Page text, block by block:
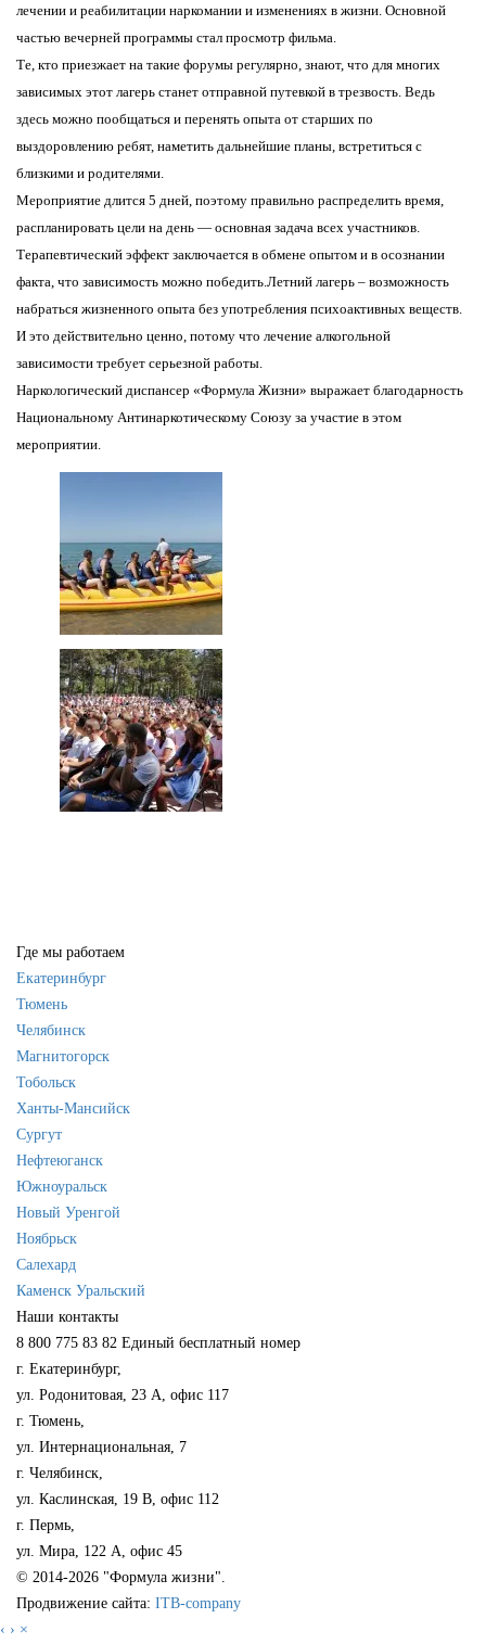
лечении и реабилитации наркомании и изменениях в жизни. Основной
частью вечерней программы стал просмотр фильма.
Те, кто приезжает на такие форумы регулярно, знают, что для многих
зависимых этот лагерь станет отправной путевкой в трезвость. Ведь
здесь можно пообщаться и перенять опыта от старших по
выздоровлению ребят, наметить дальнейшие планы, встретиться с
близкими и родителями.
Мероприятие длится 5 дней, поэтому правильно распределить время,
распланировать цели на день — основная задача всех участников.
Терапевтический эффект заключается в обмене опытом и в осознании
факта, что зависимость можно победить.Летний лагерь – возможность
набраться жизненного опыта без употребления психоактивных веществ.
И это действительно ценно, потому что лечение алкогольной
зависимости требует серьезной работы.
Наркологический диспансер «Формула Жизни» выражает благодарность
Национальному Антинаркотическому Союзу за участие в этом
мероприятии.
Где мы работаем
Екатеринбург
Тюмень
Челябинск
Магнитогорск
Тобольск
Ханты-Мансийск
Сургут
Нефтеюганск
Южноуральск
Новый Уренгой
Ноябрьск
Салехард
Каменск Уральский
Наши контакты
8 800 775 83 82 Единый бесплатный номер
г. Екатеринбург,
ул. Родонитовая, 23 А, офис 117
г. Тюмень,
ул. Интернациональная, 7
г. Челябинск,
ул. Каслинская, 19 В, офис 112
г. Пермь,
ул. Мира, 122 А, офис 45
© 2014-2026 "Формула жизни".
Продвижение сайта: ITB-company
‹ › ×